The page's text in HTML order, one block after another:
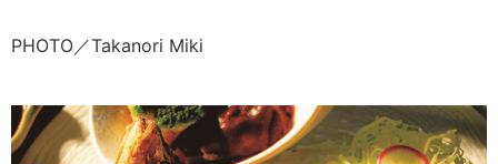
PHOTO／Takanori Miki